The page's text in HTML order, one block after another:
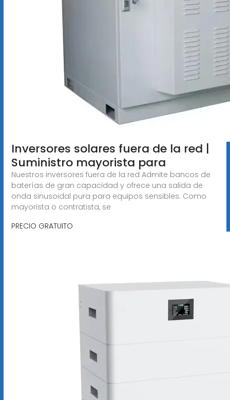
Inversores solares fuera de la red |
Suministro mayorista para
Nuestros inversores fuera de la red Admite bancos de
baterías de gran capacidad y ofrece una salida de
onda sinusoidal pura para equipos sensibles. Como
mayorista o contratista, se
PRECIO GRATUITO